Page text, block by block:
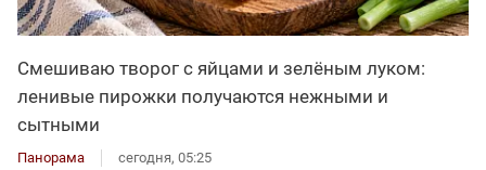
Смешиваю творог с яйцами и зелёным луком:
ленивые пирожки получаются нежными и
сытными
Панорама сегодня, 05:25